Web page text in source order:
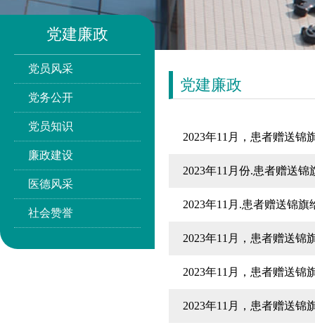
党建廉政
党员风采
党务公开
党员知识
廉政建设
医德风采
社会赞誉
党建廉政
2023年11月，患者赠送锦
2023年11月份.患者赠送
2023年11月.患者赠送锦旗
2023年11月，患者赠送锦
2023年11月，患者赠送锦
2023年11月，患者赠送锦